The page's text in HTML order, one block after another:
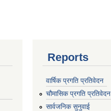
Reports
वार्षिक प्रगति प्रतिवेदन
चौमासिक प्रगति प्रतिवेदन
सार्वजनिक सुनुवाई